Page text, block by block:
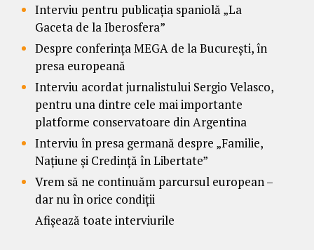
Interviu pentru publicația spaniolă „La
Gaceta de la Iberosfera”
Despre conferința MEGA de la București, în
presa europeană
Interviu acordat jurnalistului Sergio Velasco,
pentru una dintre cele mai importante
platforme conservatoare din Argentina
Interviu în presa germană despre „Familie,
Națiune și Credință în Libertate”
Vrem să ne continuăm parcursul european –
dar nu în orice condiții
Afișează toate interviurile